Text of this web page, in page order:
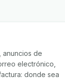
anuncios de
electrónico,
donde sea